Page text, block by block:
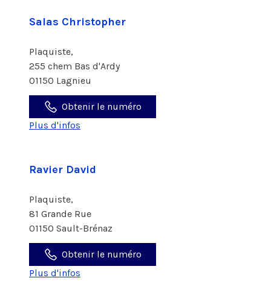
Salas Christopher
Plaquiste,
255 chem Bas d'Ardy
01150 Lagnieu
Obtenir le numéro
Plus d'infos
Ravier David
Plaquiste,
81 Grande Rue
01150 Sault-Brénaz
Obtenir le numéro
Plus d'infos